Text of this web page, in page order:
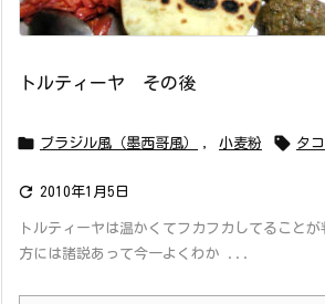
トルティーヤ その後
 ブラジル風（墨西哥風） , 小麦粉  タ
 2010年1月5日
トルティーヤは温かくてフカフカしてること
方には諸説あって今一よくわか ...